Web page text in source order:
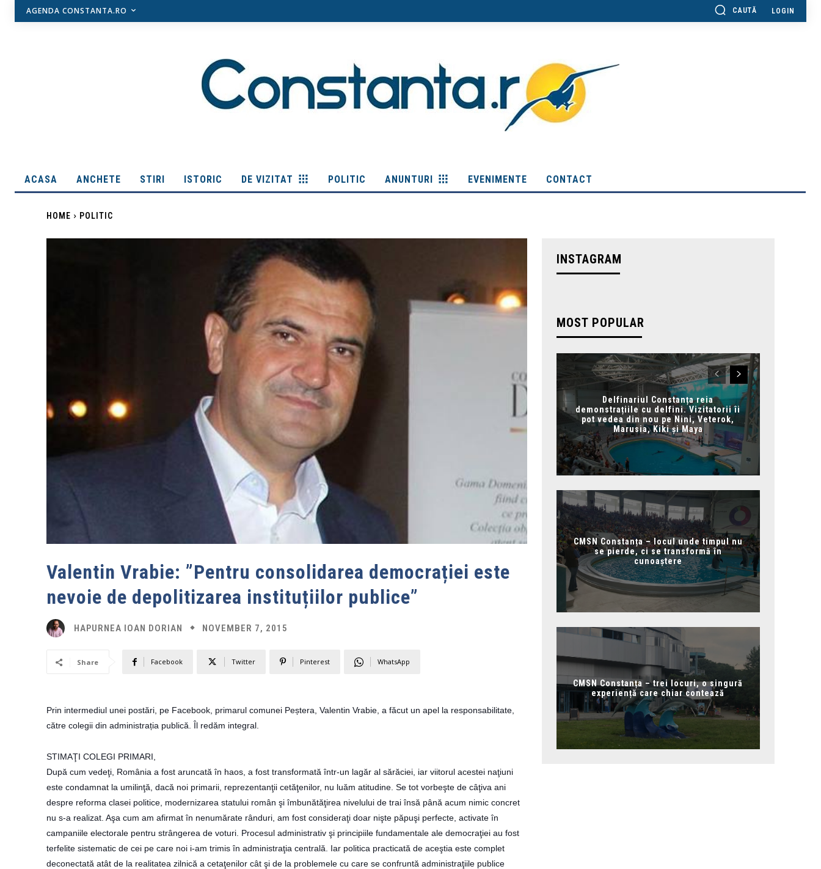
AGENDA CONSTANTA.RO CAUTĂ LOGIN
ACASA ANCHETE STIRI ISTORIC DE VIZITAT POLITIC ANUNTURI EVENIMENTE CONTACT
HOME POLITIC
Valentin Vrabie: ”Pentru consolidarea democrației este
nevoie de depolitizarea instituțiilor publice”
HAPURNEA IOAN DORIAN NOVEMBER 7, 2015
Share Facebook Twitter Pinterest WhatsApp
Prin intermediul unei postări, pe Facebook, primarul comunei Peștera, Valentin Vrabie, a făcut un apel la responsabilitate,
către colegii din administrația publică. Îl redăm integral.
STIMAŢI COLEGI PRIMARI,
După cum vedeţi, România a fost aruncată în haos, a fost transformată într-un lagăr al sărăciei, iar viitorul acestei naţiuni
este condamnat la umilinţă, dacă noi primarii, reprezentanţii cetăţenilor, nu luăm atitudine. Se tot vorbeşte de câţiva ani
despre reforma clasei politice, modernizarea statului român şi îmbunătăţirea nivelului de trai însă până acum nimic concret
nu s-a realizat. Aşa cum am afirmat în nenumărate rânduri, am fost consideraţi doar nişte păpuşi perfecte, activate în
campaniile electorale pentru strângerea de voturi. Procesul administrativ şi principiile fundamentale ale democraţiei au fost
terfelite sistematic de cei pe care noi i-am trimis în administraţia centrală. Iar politica practicată de aceştia este complet
deconectată atât de la realitatea zilnică a cetaţenilor cât şi de la problemele cu care se confruntă administraţiile publice
INSTAGRAM
MOST POPULAR
Delfinariul Constanța reia
demonstrațiile cu delfini. Vizitatorii îi
pot vedea din nou pe Nini, Veterok,
Marusia, Kiki și Maya
CMSN Constanța – locul unde timpul nu
se pierde, ci se transformă în
cunoaștere
CMSN Constanța – trei locuri, o singură
experiență care chiar contează